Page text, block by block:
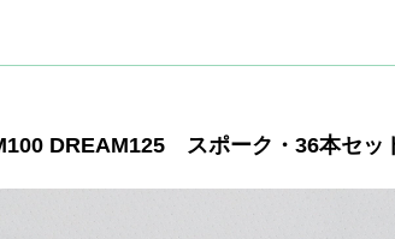
DREAM125 スポーク・36本セ